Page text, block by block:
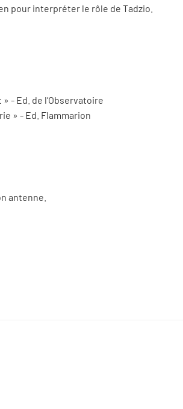
pour interpréter le rôle de Tadzio.
- Ed. de l’Observatoire
» - Ed. Flammarion
antenne.